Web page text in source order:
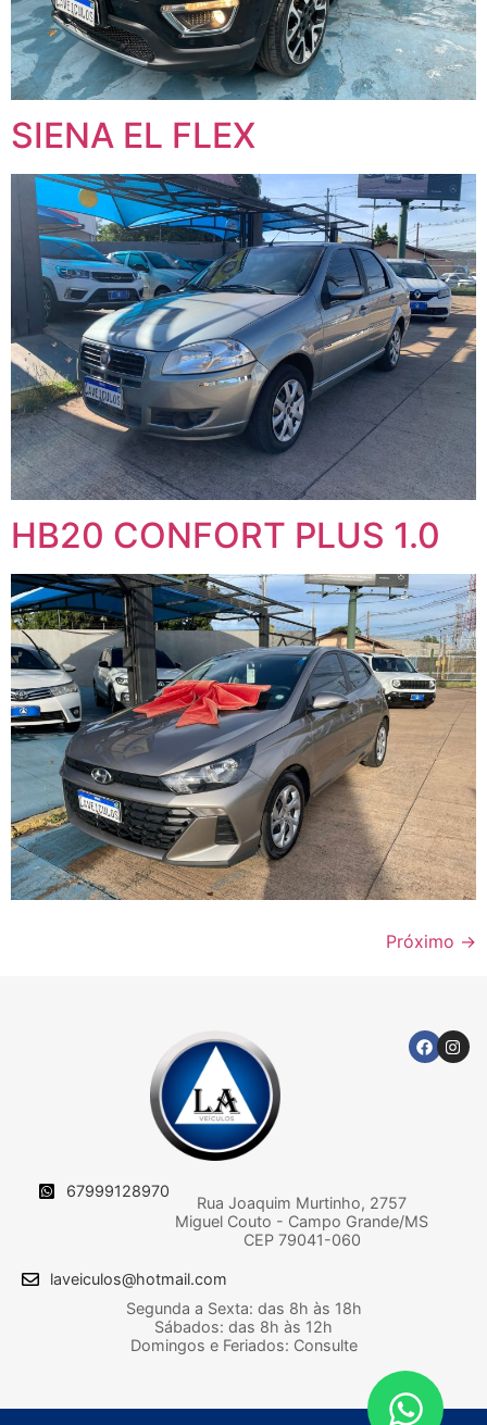
SIENA EL FLEX
HB20 CONFORT PLUS 1.0
Próximo →
67999128970
Rua Joaquim Murtinho, 2757
Miguel Couto - Campo Grande/MS
CEP 79041-060
laveiculos@hotmail.com
Segunda a Sexta: das 8h às 18h
Sábados: das 8h às 12h
Domingos e Feriados: Consulte